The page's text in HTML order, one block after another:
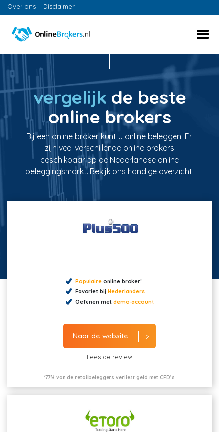
Over ons Disclaimer
vergelijk de beste
online brokers
Bij een online broker kunt u online beleggen. Er
zijn veel verschillende online brokers
beschikbaar op de Nederlandse online
beleggingsmarkt. Bekijk ons handige overzicht.
Populaireonline broker!
Favoriet bij Nederlanders
Oefenen met demo-account
Naar de website
Lees de review
*77% van de retailbeleggers verliest geld met CFD’s.